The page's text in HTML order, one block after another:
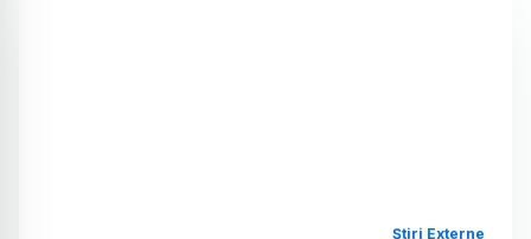
Știri Externe